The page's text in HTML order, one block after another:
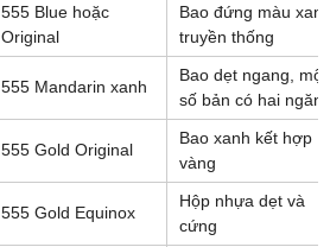
555 Blue hoặc
Original
Bao đứng màu
truyền thống
555 Mandarin xanh
Bao dẹt ngang, một
số bản có hai ngăn
555 Gold Original
Bao xanh kết hợp
vàng
555 Gold Equinox
Hộp nhựa dẹt và
cứng